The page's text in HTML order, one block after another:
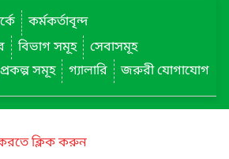
কর্মকর্তাবৃন্দ
বিভাগ সমূহ
সেবাসমূহ
প্রকল্প সমূহ গ্যালারি জরুরী যোগাযোগ
ক্লিক করুন